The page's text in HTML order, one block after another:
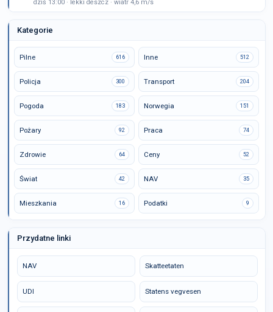
dziś 13:00 · lekki deszcz · wiatr 4,6 m/s
Kategorie
Pilne 616 Inne 512
Policja 300 Transport 204
Pogoda 183 Norwegia 151
Pożary 92 Praca 74
Zdrowie 64 Ceny 52
Świat 42 NAV 35
Mieszkania 16 Podatki 9
Przydatne linki
NAV Skatteetaten
UDI Statens vegvesen